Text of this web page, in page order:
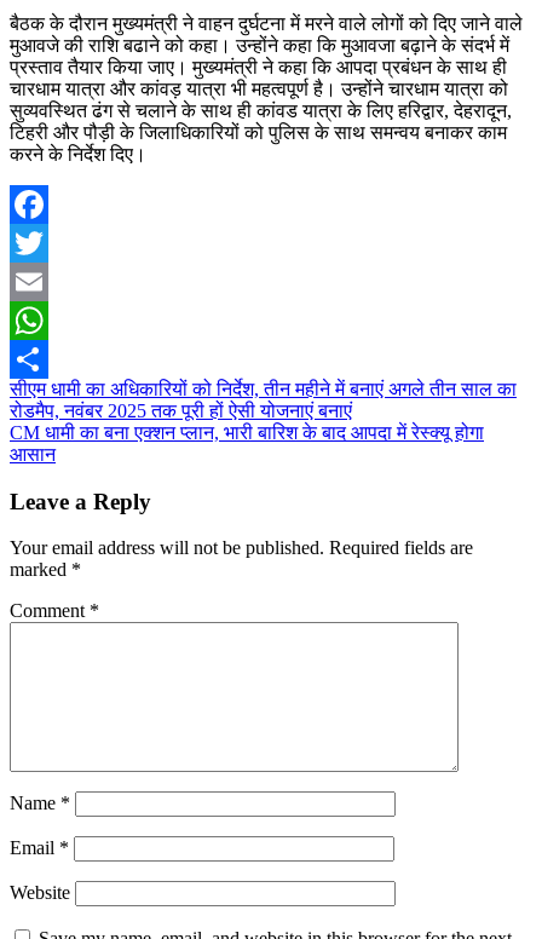
बैठक के दौरान मुख्यमंत्री ने वाहन दुर्घटना में मरने वाले लोगों को दिए जाने वाले
मुआवजे की राशि बढाने को कहा। उन्होंने कहा कि मुआवजा बढ़ाने के संदर्भ में
प्रस्ताव तैयार किया जाए। मुख्यमंत्री ने कहा कि आपदा प्रबंधन के साथ ही
चारधाम यात्रा और कांवड़ यात्रा भी महत्वपूर्ण है। उन्होंने चारधाम यात्रा को
सुव्यवस्थित ढंग से चलाने के साथ ही कांवड यात्रा के लिए हरिद्वार, देहरादून,
टिहरी और पौड़ी के जिलाधिकारियों को पुलिस के साथ समन्वय बनाकर काम
करने के निर्देश दिए।
Facebook
Twitter
Email
WhatsApp
Share
Post
navigation
सीएम धामी का अधिकारियों को निर्देश, तीन महीने में बनाएं अगले तीन साल का
रोडमैप, नवंबर 2025 तक पूरी हों ऐसी योजनाएं बनाएं
CM धामी का बना एक्शन प्लान, भारी बारिश के बाद आपदा में रेस्क्यू होगा
आसान
Leave a Reply
Your email address will not be published. Required fields are
marked *
Comment *
Name *
Email *
Website